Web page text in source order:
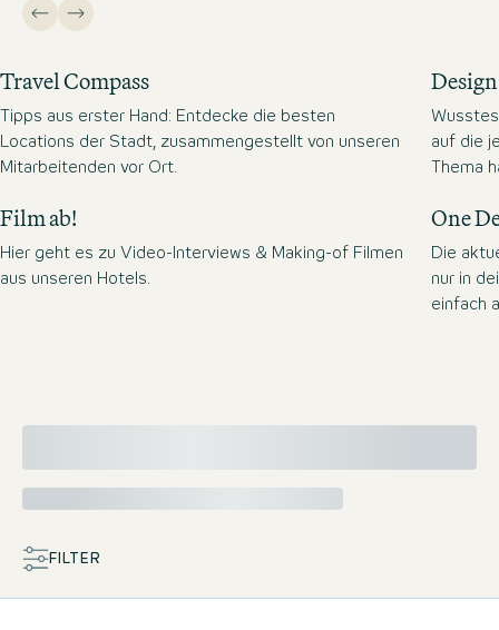
Travel Compass
Tipps aus erster Hand: Entdecke die besten
Locations der Stadt, zusammengestellt von unseren
Mitarbeitenden vor Ort.
Film ab!
Hier geht es zu Video-Interviews & Making-of Filmen
aus unseren Hotels.
auf die
Thema
One
Die
nur in
einfach
FILTER